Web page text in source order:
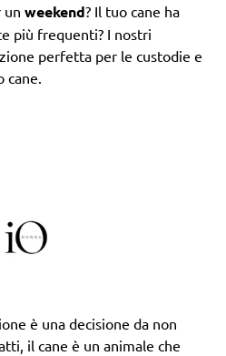
un weekend? Il tuo cane ha
più frequenti? I nostri
perfetta per le custodie e
cane.
è una decisione da non
il cane è un animale che